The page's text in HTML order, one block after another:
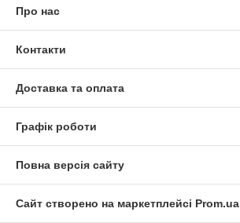
Про нас
Контакти
Доставка та оплата
Графік роботи
Повна версія сайту
Сайт створено на маркетплейсі Prom.ua